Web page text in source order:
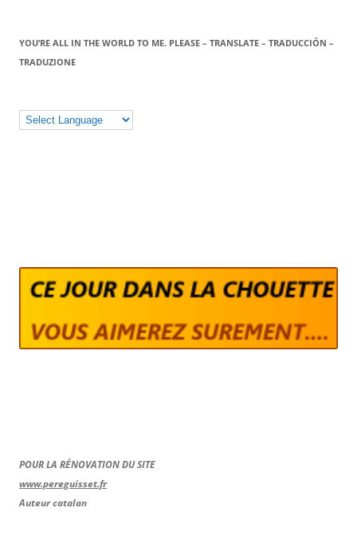
YOU’RE ALL IN THE WORLD TO ME. PLEASE – TRANSLATE – TRADUCCIÓN –
TRADUZIONE
POUR LA RÉNOVATION DU SITE
www.pereguisset.fr
Auteur catalan